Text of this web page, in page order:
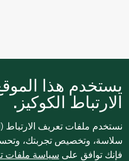
يستخدم هذا
الارتباط الكوكيز.
نستخدم ملفات تعريف الارتباط
سلاسة، وتخصيص تجربتك،
فإنك توافق على سياسة ملفات